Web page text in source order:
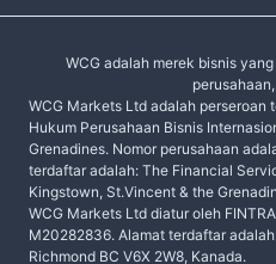
WCG adalah merek bisnis
WCG Markets Ltd adalah
Hukum Perusahaan Bisnis
Grenadines. Nomor perusahaan
terdaftar adalah: The Financial
Kingstown, St.Vincent & the
WCG Markets Ltd diatur oleh
M20282836. Alamat terdaftar
Richmond BC V6X 2W8, Kanada.